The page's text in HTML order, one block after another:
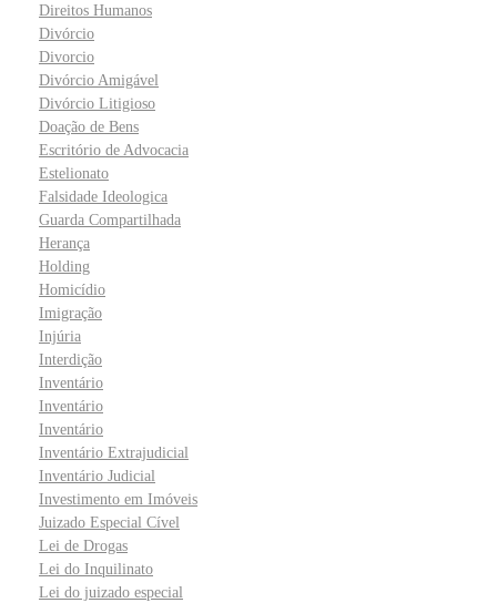
Direitos Humanos
Divórcio
Divorcio
Divórcio Amigável
Divórcio Litigioso
Doação de Bens
Escritório de Advocacia
Estelionato
Falsidade Ideologica
Guarda Compartilhada
Herança
Holding
Homicídio
Imigração
Injúria
Interdição
Inventário
Inventário
Inventário
Inventário Extrajudicial
Inventário Judicial
Investimento em Imóveis
Juizado Especial Cível
Lei de Drogas
Lei do Inquilinato
Lei do juizado especial